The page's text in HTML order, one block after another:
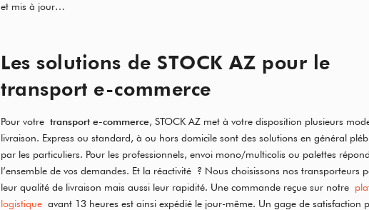
et mis à jour…
Les solutions de STOCK AZ pour le
transport e-commerce
Pour votre transport e-commerce, STOCK AZ met à votre disposition plusieurs
livraison. Express ou standard, à ou hors domicile sont des solutions en général
par les particuliers. Pour les professionnels, envoi mono/multicolis ou palettes
l’ensemble de vos demandes. Et la réactivité ? Nous choisissons nos transporteurs
leur qualité de livraison mais aussi leur rapidité. Une commande reçue sur notre
logistique avant 13 heures est ainsi expédié le jour-même. Un gage de satisfaction